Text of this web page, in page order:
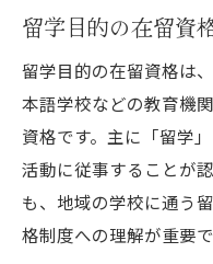
留学目的の在留資
留学目的の在留資格は
本語学校などの教育機
資格です。主に「留学
活動に従事することが
も、地域の学校に通う
格制度への理解が重要で